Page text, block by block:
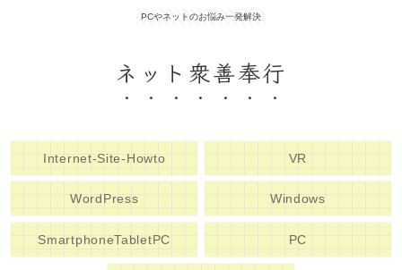
PCやネットのお悩み一発解決
ネット衆善奉行
Internet-Site-Howto VR
WordPress Windows
SmartphoneTabletPC PC